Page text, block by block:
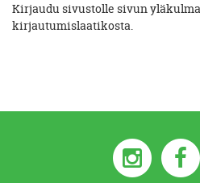
Kirjaudu sivustolle sivun
kirjautumislaatikosta.